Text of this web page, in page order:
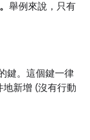
舉例來說，只有
鍵。這個鍵一律
新增 (沒有行動